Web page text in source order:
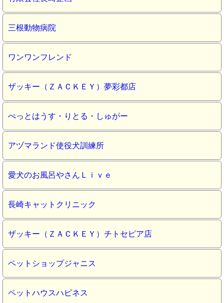
三根動物病院
ワンワンフレンド
ザッキー（ＺＡＣＫＥＹ）夢彩都店
ぺっとはうす・りとる・しゅがー
アヅマランド使役犬訓練所
愛犬のお風呂やさんＬｉｖｅ
長崎キャットクリニック
ザッキー（ＺＡＣＫＥＹ）チトセピア店
ペットショップジャニス
ペットハウスハピネス